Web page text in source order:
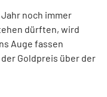
noch immer
dürften, wird
Auge fassen
Goldpreis über der